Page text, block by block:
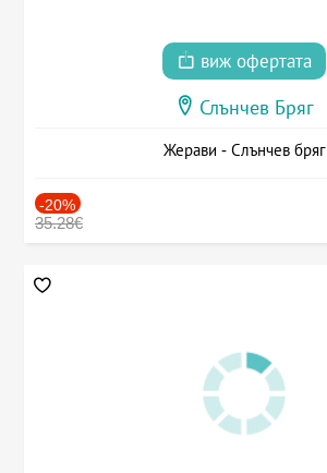
виж офертата
Слънчев Бряг
Жерави - Слънчев бряг
-20%
35.28€